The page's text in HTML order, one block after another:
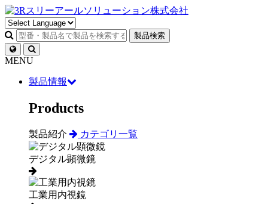
製品検索
MENU
製品情報
Products
製品紹介 カテゴリ一覧
デジタル顕微鏡
工業用内視鏡